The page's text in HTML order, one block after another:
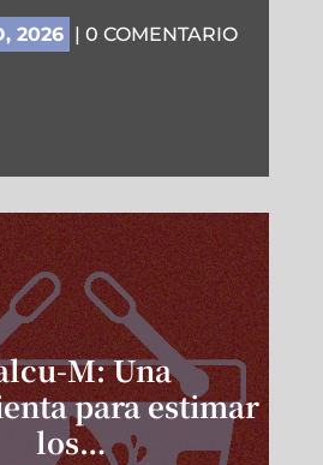
2026 | 0 COMENTARIO
M: Una
para estimar
los…